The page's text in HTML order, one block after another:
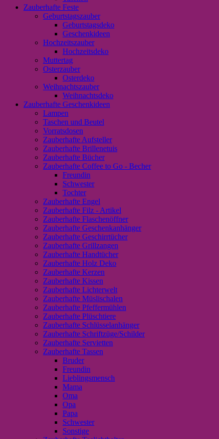
Zauberhafte Feste
Geburtstagszauber
Geburtstagsdeko
Geschenkideen
Hochzeitszauber
Hochzeitsdeko
Muttertag
Osterzauber
Osterdeko
Weihnachtszauber
Weihnachtsdeko
Zauberhafte Geschenkideen
Lampen
Taschen und Beutel
Vorratsdosen
Zauberhafte Aufsteller
Zauberhafte Brillenetuis
Zauberhafte Bücher
Zauberhafte Coffee to Go - Becher
Freundin
Schwester
Tochter
Zauberhafte Engel
Zauberhafte Filz - Artikel
Zauberhafte Flaschenöffner
Zauberhafte Geschenkanhänger
Zauberhafte Geschirrtücher
Zauberhafte Grillzangen
Zauberhafte Handtücher
Zauberhafte Holz Deko
Zauberhafte Kerzen
Zauberhafte Kissen
Zauberhafte Lichterwelt
Zauberhafte Müslischalen
Zauberhafte Pfeffermühlen
Zauberhafte Plüschtiere
Zauberhafte Schlüsselanhänger
Zauberhafte Schriftzüge/Schilder
Zauberhafte Servietten
Zauberhafte Tassen
Bruder
Freundin
Lieblingsmensch
Mama
Oma
Opa
Papa
Schwester
Sonstige